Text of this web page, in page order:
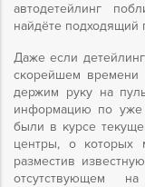
автодетейлинг
найдёте подходящий
Даже если
скорейшем времени
держим руку на
информацию по уже
были в курсе
центры, о
разместив
отсутствующем